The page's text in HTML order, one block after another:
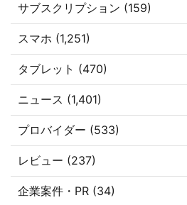
サブスクリプション (159)
スマホ (1,251)
タブレット (470)
ニュース (1,401)
プロバイダー (533)
レビュー (237)
企業案件・PR (34)